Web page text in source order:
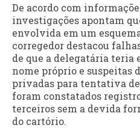
De acordo com
investigações apontam
envolvida em um
corregedor destacou
de que a delegatária teria
nome próprio e suspeitas
privadas para tentativa
foram constatados
terceiros sem a devida
do cartório.